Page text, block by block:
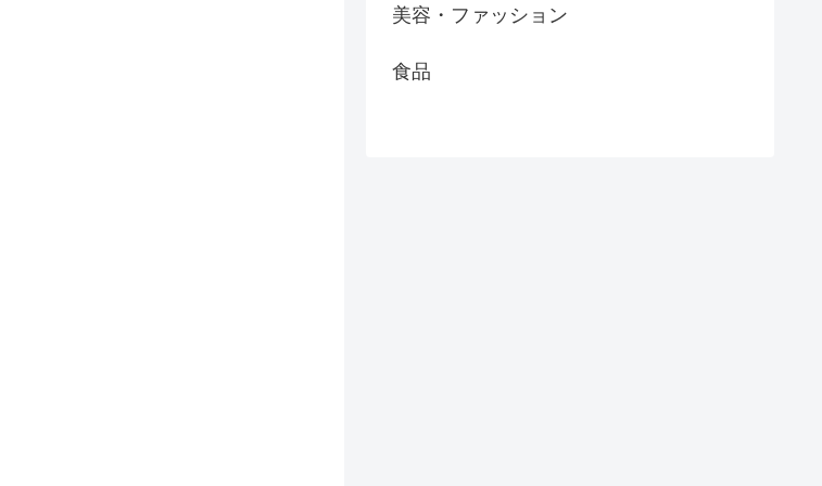
美容・ファッション
食品